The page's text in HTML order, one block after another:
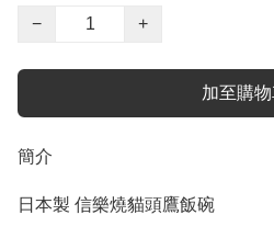
−
+
加至購
簡介
日本製 信樂燒貓頭鷹飯碗